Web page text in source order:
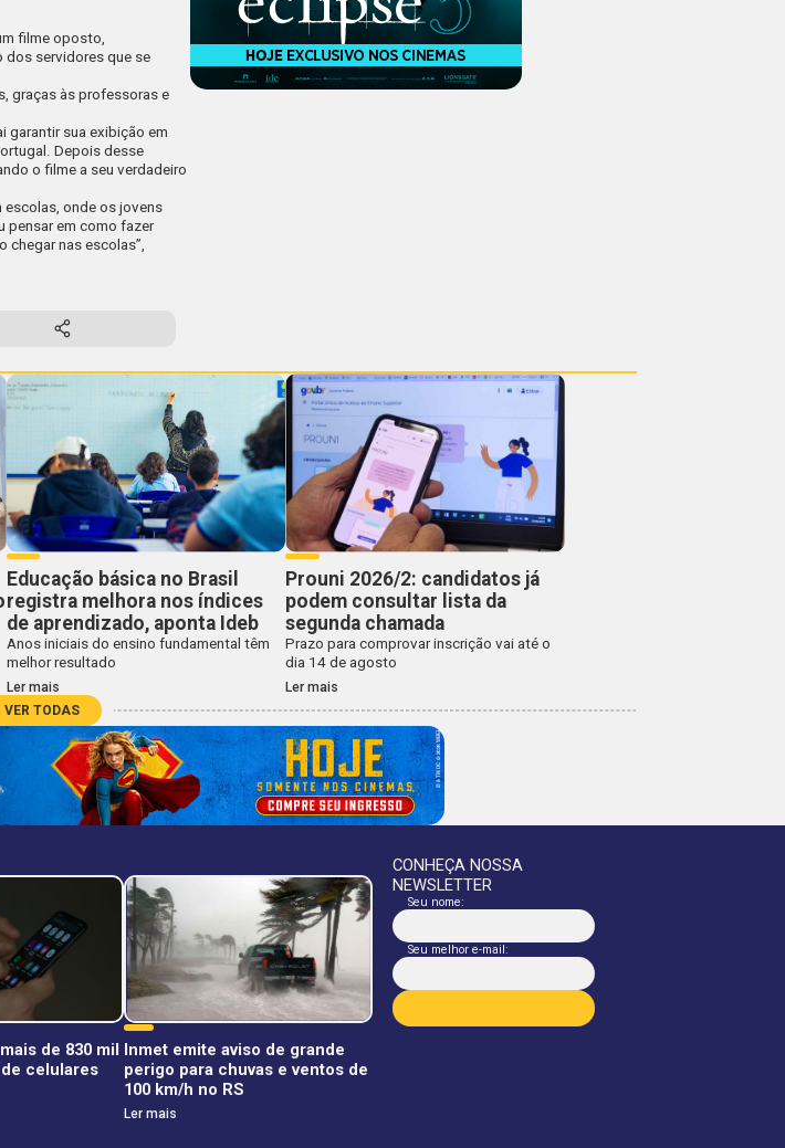
filme oposto,
dos servidores que se
graças às professoras e
garantir sua exibição em
Depois desse
o filme a seu verdadeiro
escolas, onde os jovens
pensar em como fazer
chegar nas escolas”,
Educação básica no Brasil
registra melhora nos índices
de aprendizado, aponta Ideb
Anos iniciais do ensino fundamental têm
melhor resultado
Ler mais
Prouni 2026/2: candidatos já
podem consultar lista da
segunda chamada
Prazo para comprovar inscrição vai até o
dia 14 de agosto
Ler mais
VER TODAS
de 830 mil
celulares
Inmet emite aviso de grande
perigo para chuvas e ventos de
100 km/h no RS
Ler mais
CONHEÇA NOSSA
NEWSLETTER
Seu nome:
Seu melhor e-mail: